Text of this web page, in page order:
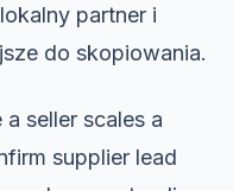
partner i
do skopiowania.
seller scales a
supplier lead